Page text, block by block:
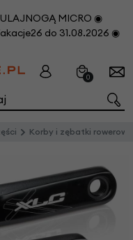
MICRO ◉
do 31.08.2026 ◉
0
Korby i zębatki rowerowe